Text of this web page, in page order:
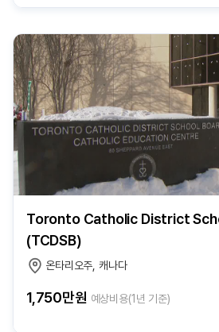
Toronto Catholic District
(TCDSB)
온타리오주, 캐나다
1,750만원 예상비용(1년 기준)